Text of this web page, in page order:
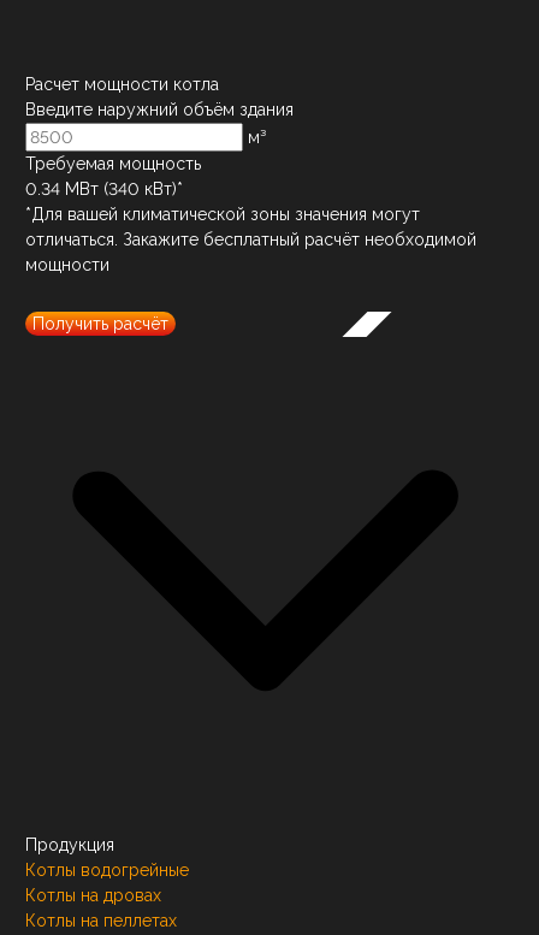
Расчет мощности котла
Введите наружний объём здания
м³
Требуемая мощность
0.34 МВт (340 кВт)*
*Для вашей климатической зоны значения могут
отличаться. Закажите бесплатный расчёт необходимой
мощности
Получить расчёт
Продукция
Котлы водогрейные
Котлы на дровах
Котлы на пеллетах